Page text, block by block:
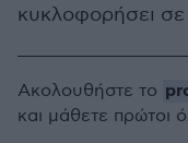
κυκλοφορήσει
Ακολουθήστε το
και μάθετε πρώτοι